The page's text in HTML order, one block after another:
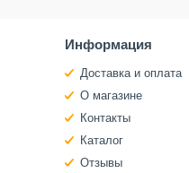
Информация
Доставка и оплата
О магазине
Контакты
Каталог
Отзывы